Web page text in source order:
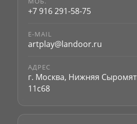
+7 916 291-58-75
E-MAIL
artplay@landoor.ru
АДРЕС
г. Москва, Нижняя
11с68